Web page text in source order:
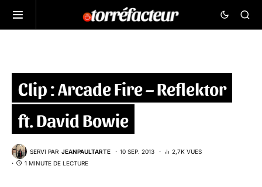
Clip : Arcade Fire – Reflektor
ft. David Bowie
SERVI PAR JEANPAULTARTE 10 SEP. 2013
2,7K VUES
1 MINUTE DE LECTURE